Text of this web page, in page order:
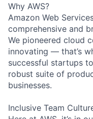
Why AWS?
Amazon Web
comprehensive and
We pioneered cloud
innovating — that’s
successful startups
robust suite of
businesses.
Inclusive Team